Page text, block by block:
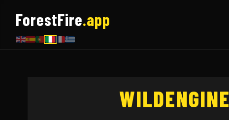
ForestFire.app
WILDENGINE